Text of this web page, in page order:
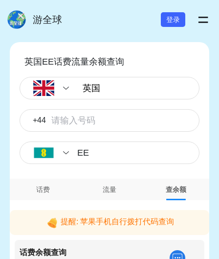
游全球 登录 =
英国EE话费流量余额查询
+44
EE
话费 流量 查余额
提醒: 苹果手机自行拨打代码查询
话费余额查询